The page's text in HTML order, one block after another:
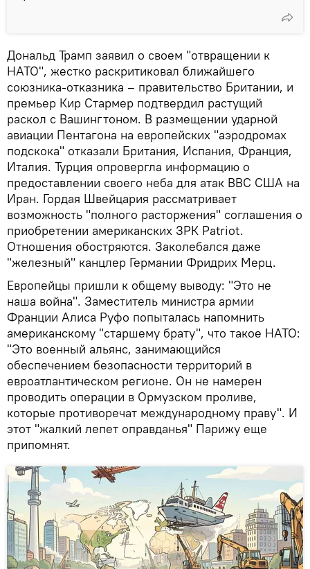
Дональд Трамп заявил о своем "отвращении к
НАТО", жестко раскритиковал ближайшего
союзника-отказника – правительство Британии, и
премьер Кир Стармер подтвердил растущий
раскол с Вашингтоном. В размещении ударной
авиации Пентагона на европейских "аэродромах
подскока" отказали Британия, Испания, Франция,
Италия. Турция опровергла информацию о
предоставлении своего неба для атак ВВС США на
Иран. Гордая Швейцария рассматривает
возможность "полного расторжения" соглашения о
приобретении американских ЗРК Patriot.
Отношения обостряются. Заколебался даже
"железный" канцлер Германии Фридрих Мерц.
Европейцы пришли к общему выводу: "Это не
наша война". Заместитель министра армии
Франции Алиса Руфо попыталась напомнить
американскому "старшему брату", что такое НАТО:
"Это военный альянс, занимающийся
обеспечением безопасности территорий в
евроатлантическом регионе. Он не намерен
проводить операции в Ормузском проливе,
которые противоречат международному праву". И
этот "жалкий лепет оправданья" Парижу еще
припомнят.